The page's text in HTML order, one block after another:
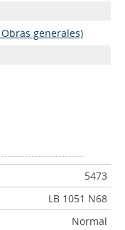
generales)
5473
LB 1051 N68
Normal